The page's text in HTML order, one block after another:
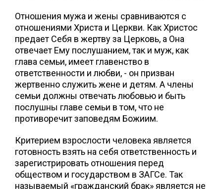
Отношения мужа и жены сравниваются с
отношениями Христа и Церкви. Как Христос
предает Себя в жертву за Церковь, а Она
отвечает Ему послушанием, так и муж, как
глава семьи, имеет главенство в
ответственности и любви, - он призван
жертвенно служить жене и детям. А члены
семьи должны отвечать любовью и быть
послушны главе семьи в том, что не
противоречит заповедям Божиим.
Критерием взрослости человека является
готовность взять на себя ответственность и
зарегистрировать отношения перед
обществом и государством в ЗАГСе. Так
называемый «гражданский брак» является не